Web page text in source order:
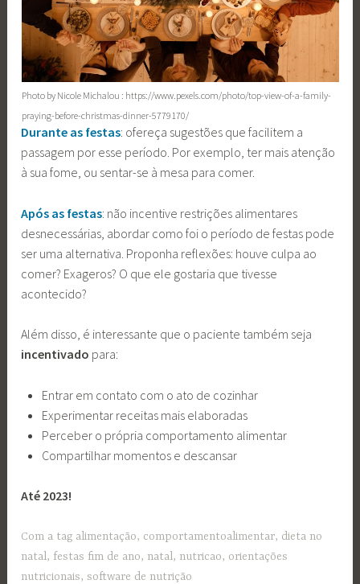
Photo by Nicole Michalou : https://www.pexels.com/photo/top-view-of-a-family-
praying-before-christmas-dinner-5779170/
Durante as festas: ofereça sugestões que facilitem a
passagem por esse período. Por exemplo, ter mais atenção
à sua fome, ou sentar-se à mesa para comer.
Após as festas: não incentive restrições alimentares
desnecessárias, abordar como foi o período de festas pode
ser uma alternativa. Proponha reflexões: houve culpa ao
comer? Exageros? O que ele gostaria que tivesse
acontecido?
Além disso, é interessante que o paciente também seja
incentivado para:
Entrar em contato com o ato de cozinhar
Experimentar receitas mais elaboradas
Perceber o própria comportamento alimentar
Compartilhar momentos e descansar
Até 2023!
Com a tag alimentação, comportamentoalimentar, dieta no
natal, festas fim de ano, natal, nutricao, orientações
nutricionais,software de nutrição